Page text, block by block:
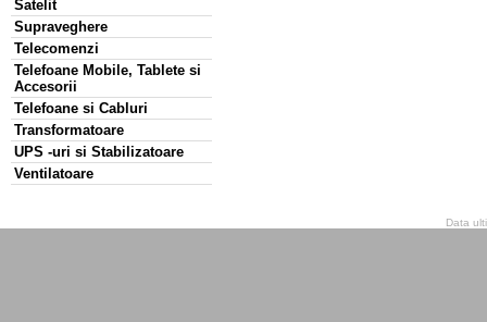
Satelit
Supraveghere
Telecomenzi
Telefoane Mobile, Tablete si
Accesorii
Telefoane si Cabluri
Transformatoare
UPS -uri si Stabilizatoare
Ventilatoare
Data